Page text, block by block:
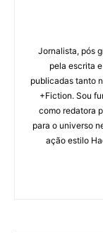
Jornalista, pós
pela escrita
publicadas tanto
+Fiction. Sou
como redatora
para o universo
ação estilo